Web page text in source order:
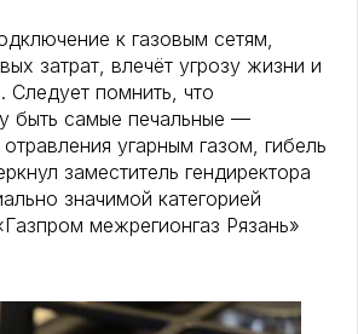
к газовым сетям,
затрат, влечёт угрозу жизни и
помнить, что
быть самые печальные —
угарным газом, гибель
заместитель гендиректора
значимой категорией
межрегионгаз Рязань»